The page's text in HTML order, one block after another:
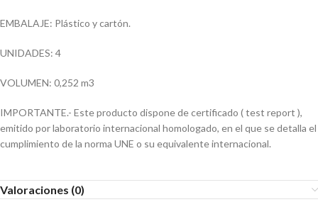
EMBALAJE: Plástico y cartón.
UNIDADES: 4
VOLUMEN: 0,252 m3
IMPORTANTE.- Este producto dispone de certificado ( test report ),
emitido por laboratorio internacional homologado, en el que se detalla el
cumplimiento de la norma UNE o su equivalente internacional.
Valoraciones (0)